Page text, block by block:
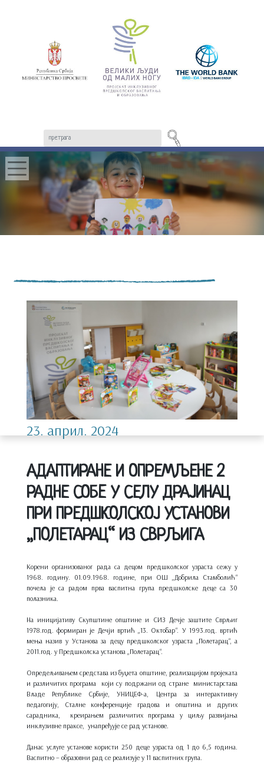
23. април. 2024
АДАПТИРАНЕ И ОПРЕМЉЕНЕ 2
РАДНЕ СОБE У СЕЛУ ДРАJИНАЦ
ПРИ ПРЕДШКОЛСКОЈ УСТАНОВИ
„ПОЛЕТАРАЦ“ ИЗ СВРЉИГА
Корени организованог рада са децом предшколског узраста сежу у
1968. годину. 01.09.1968. године, при ОШ „Добрила Стамболић“
почела је са радом прва васпитна група предшколске деце са 30
полазника.
На иницијативу Скупштине општине и СИЗ Дечје заштите Сврљиг
1978.год. формиран је Дечји вртић „13. Октобар“. У 1993.год. вртић
мења назив у Установа за децу предшколског узраста „Полетарац“, а
2011.год. у Предшколска установа „Полетарац“.
Опредељивањем средстава из буџета општине, реализацијом пројеката
и различитих програма који су подржани од стране министарстава
Владе Републике Србије, УНИЦЕФ-а, Центра за интерактивну
педагогију, Сталне конференције градова и општина и других
сарадника, креирањем различитих програма у циљу развијања
инклузивне праксе, унапређује се рад установе.
Данас услуге установе користи 250 деце узраста од 1 до 6,5 година.
Васпитно – образовни рад се реализује у 11 васпитних група.